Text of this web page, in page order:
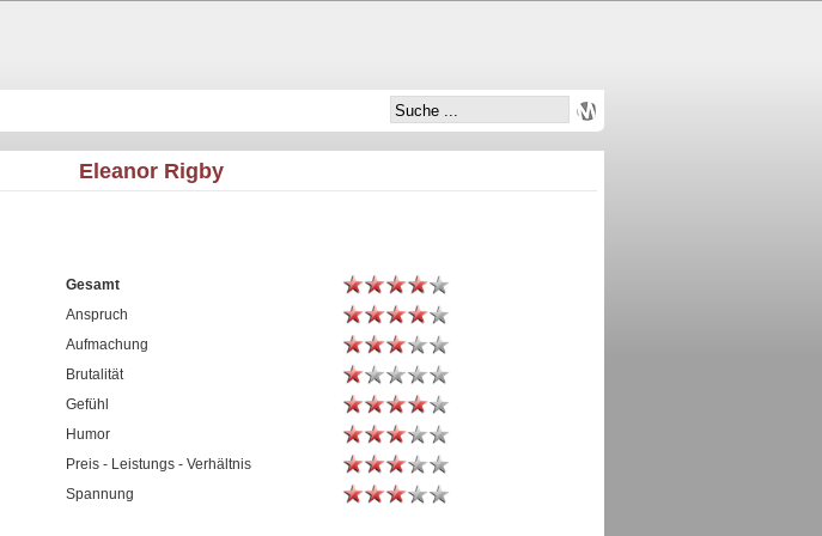
Eleanor Rigby
Gesamt
Anspruch
Aufmachung
Brutalität
Gefühl
Humor
Preis - Leistungs - Verhältnis
Spannung